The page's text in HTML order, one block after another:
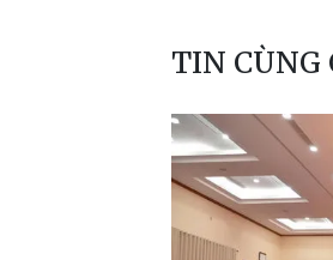
TIN CÙNG